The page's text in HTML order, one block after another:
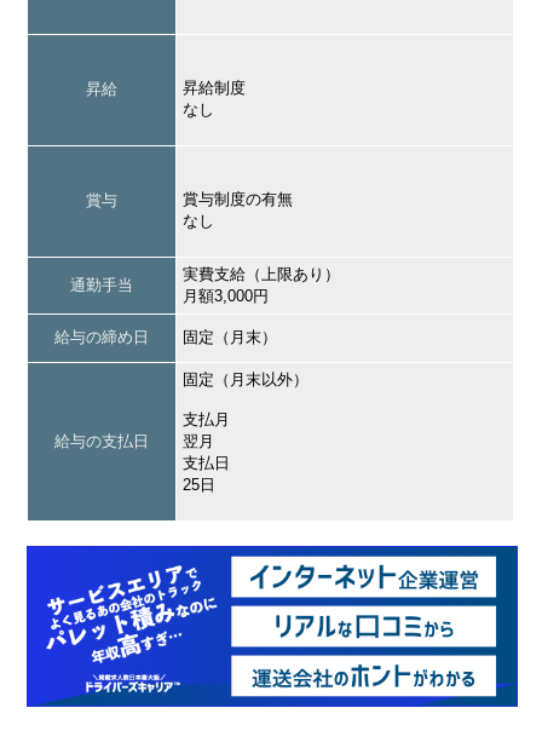
昇給
昇給制度
なし
賞与
賞与制度の有無
なし
通勤手当
実費支給（上限あり）
月額3,000円
給与の締め日 固定（月末）
給与の支払日
固定（月末以外）
支払月
翌月
支払日
25日